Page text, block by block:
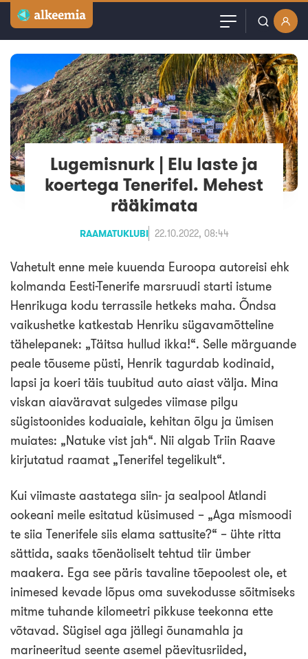
Artiklid
Podcast
Videod
Veebinarid
Kuulutused
Sisuturundus
Kasutajanimi või email
Parool
Jäta mind meelde
Loo tasuta konto
Lugemisnurk | Elu laste ja
koertega Tenerifel. Mehest
rääkimata
RAAMATUKLUBI 22.10.2022, 08:44
Vahetult enne meie kuuenda Euroopa autoreisi ehk
kolmanda Eesti-Tenerife marsruudi starti istume
Henrikuga kodu terrassile hetkeks maha. Õndsa
vaikushetke katkestab Henriku sügavamõtteline
tähelepanek: „Täitsa hullud ikka!“. Selle märguande
peale tõuseme püsti, Henrik tagurdab kodinaid,
lapsi ja koeri täis tuubitud auto aiast välja. Mina
viskan aiaväravat sulgedes viimase pilgu
sügistoonides koduaiale, kehitan õlgu ja ümisen
muiates: „Natuke vist jah“. Nii algab Triin Raave
kirjutatud raamat „Tenerifel tegelikult“.
Kui viimaste aastatega siin- ja sealpool Atlandi
ookeani meile esitatud küsimused – „Aga mismoodi
te siia Tenerifele siis elama sattusite?“ – ühte ritta
sättida, saaks tõenäoliselt tehtud tiir ümber
maakera. Ega see päris tavaline tõepoolest ole, et
inimesed kevade lõpus oma suvekodusse sõitmiseks
mitme tuhande kilomeetri pikkuse teekonna ette
võtavad. Sügisel aga jällegi õunamahla ja
marineeritud seente asemel päevitusriided,